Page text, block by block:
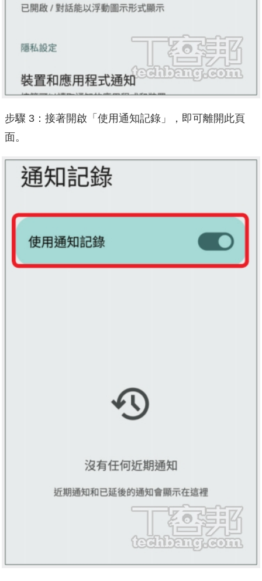
步驟 3：接著開啟「使用通知記錄」，即可離開此頁
面。